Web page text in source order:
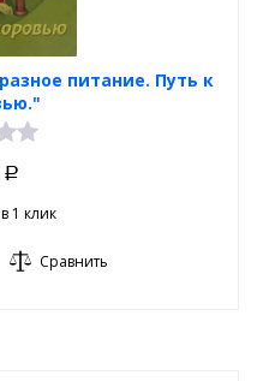
питание. Путь к
Р
1 клик
Сравнить